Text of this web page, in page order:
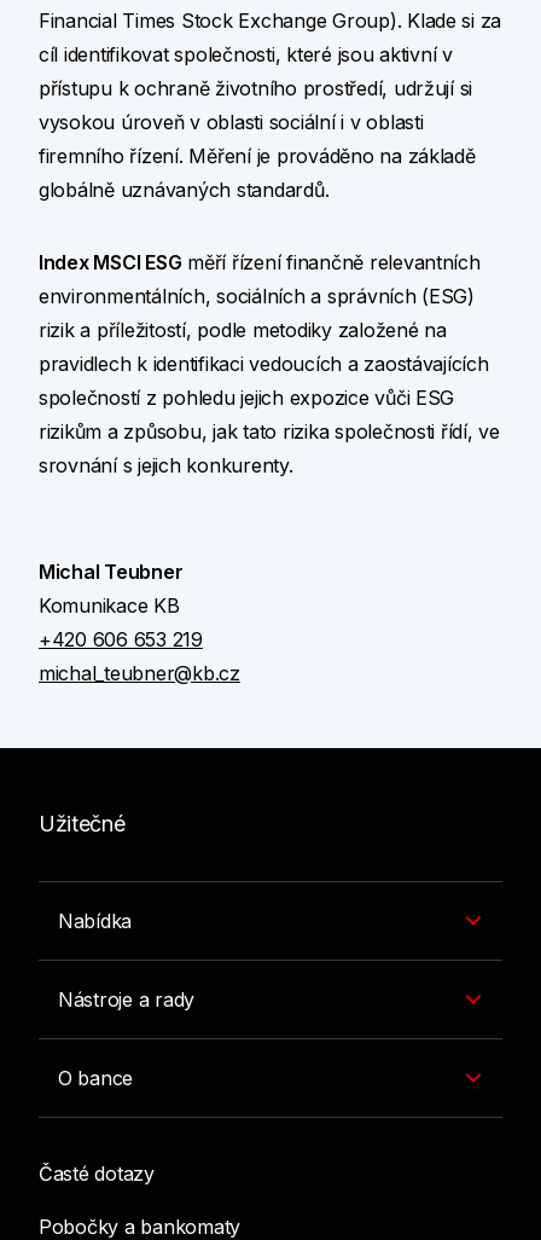
Financial Times Stock Exchange Group). Klade si za
cíl identifikovat společnosti, které jsou aktivní v
přístupu k ochraně životního prostředí, udržují si
vysokou úroveň v oblasti sociální i v oblasti
firemního řízení. Měření je prováděno na základě
globálně uznávaných standardů.
Index MSCI ESG měří řízení finančně relevantních
environmentálních, sociálních a správních (ESG)
rizik a příležitostí, podle metodiky založené na
pravidlech k identifikaci vedoucích a zaostávajících
společností z pohledu jejich expozice vůči ESG
rizikům a způsobu, jak tato rizika společnosti řídí, ve
srovnání s jejich konkurenty.
Michal Teubner
Komunikace KB
+420 606 653 219
michal_teubner@kb.cz
Užitečné
Nabídka
Nástroje a rady
O bance
Časté dotazy
Pobočky a bankomaty